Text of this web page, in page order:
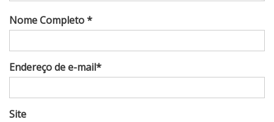
Nome Completo *
Endereço de e-mail*
Site